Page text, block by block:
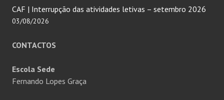
CAF | Interrupção das atividades letivas – setembro 2026
03/08/2026
CONTACTOS
Escola Sede
Fernando Lopes Graça